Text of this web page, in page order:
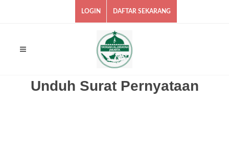
LOGIN DAFTAR SEKARANG
Unduh Surat Pernyataan